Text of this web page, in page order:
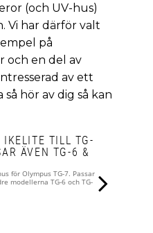
(och UV-hus)
Vi har därför valt
på
och en del av
av ett
hör av dig så kan
IKELITE TILL TG-
ÄVEN TG-6 &
för Olympus TG-7. Passar
modellerna TG-6 och TG-